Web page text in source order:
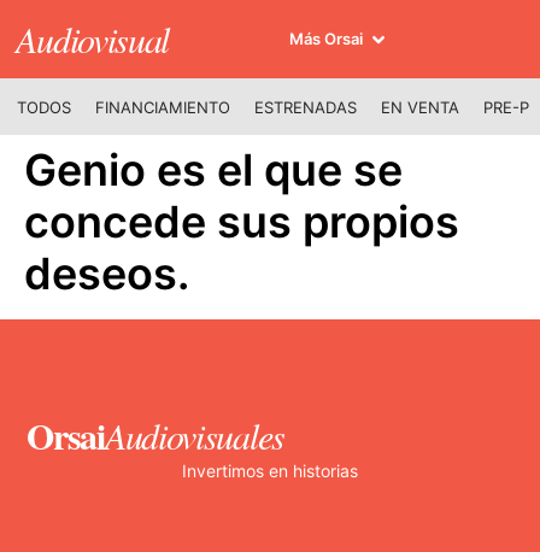
Audiovisual Más Orsai
TODOS FINANCIAMIENTO ESTRENADAS EN VENTA PRE-
Genio es el que se
concede sus propios
deseos.
OrsaiAudiovisuales
Invertimos en historias